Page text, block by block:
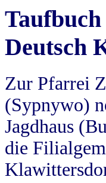
Deutsch
Zur Pfarrei
(Sypnywo)
Jagdhaus
die